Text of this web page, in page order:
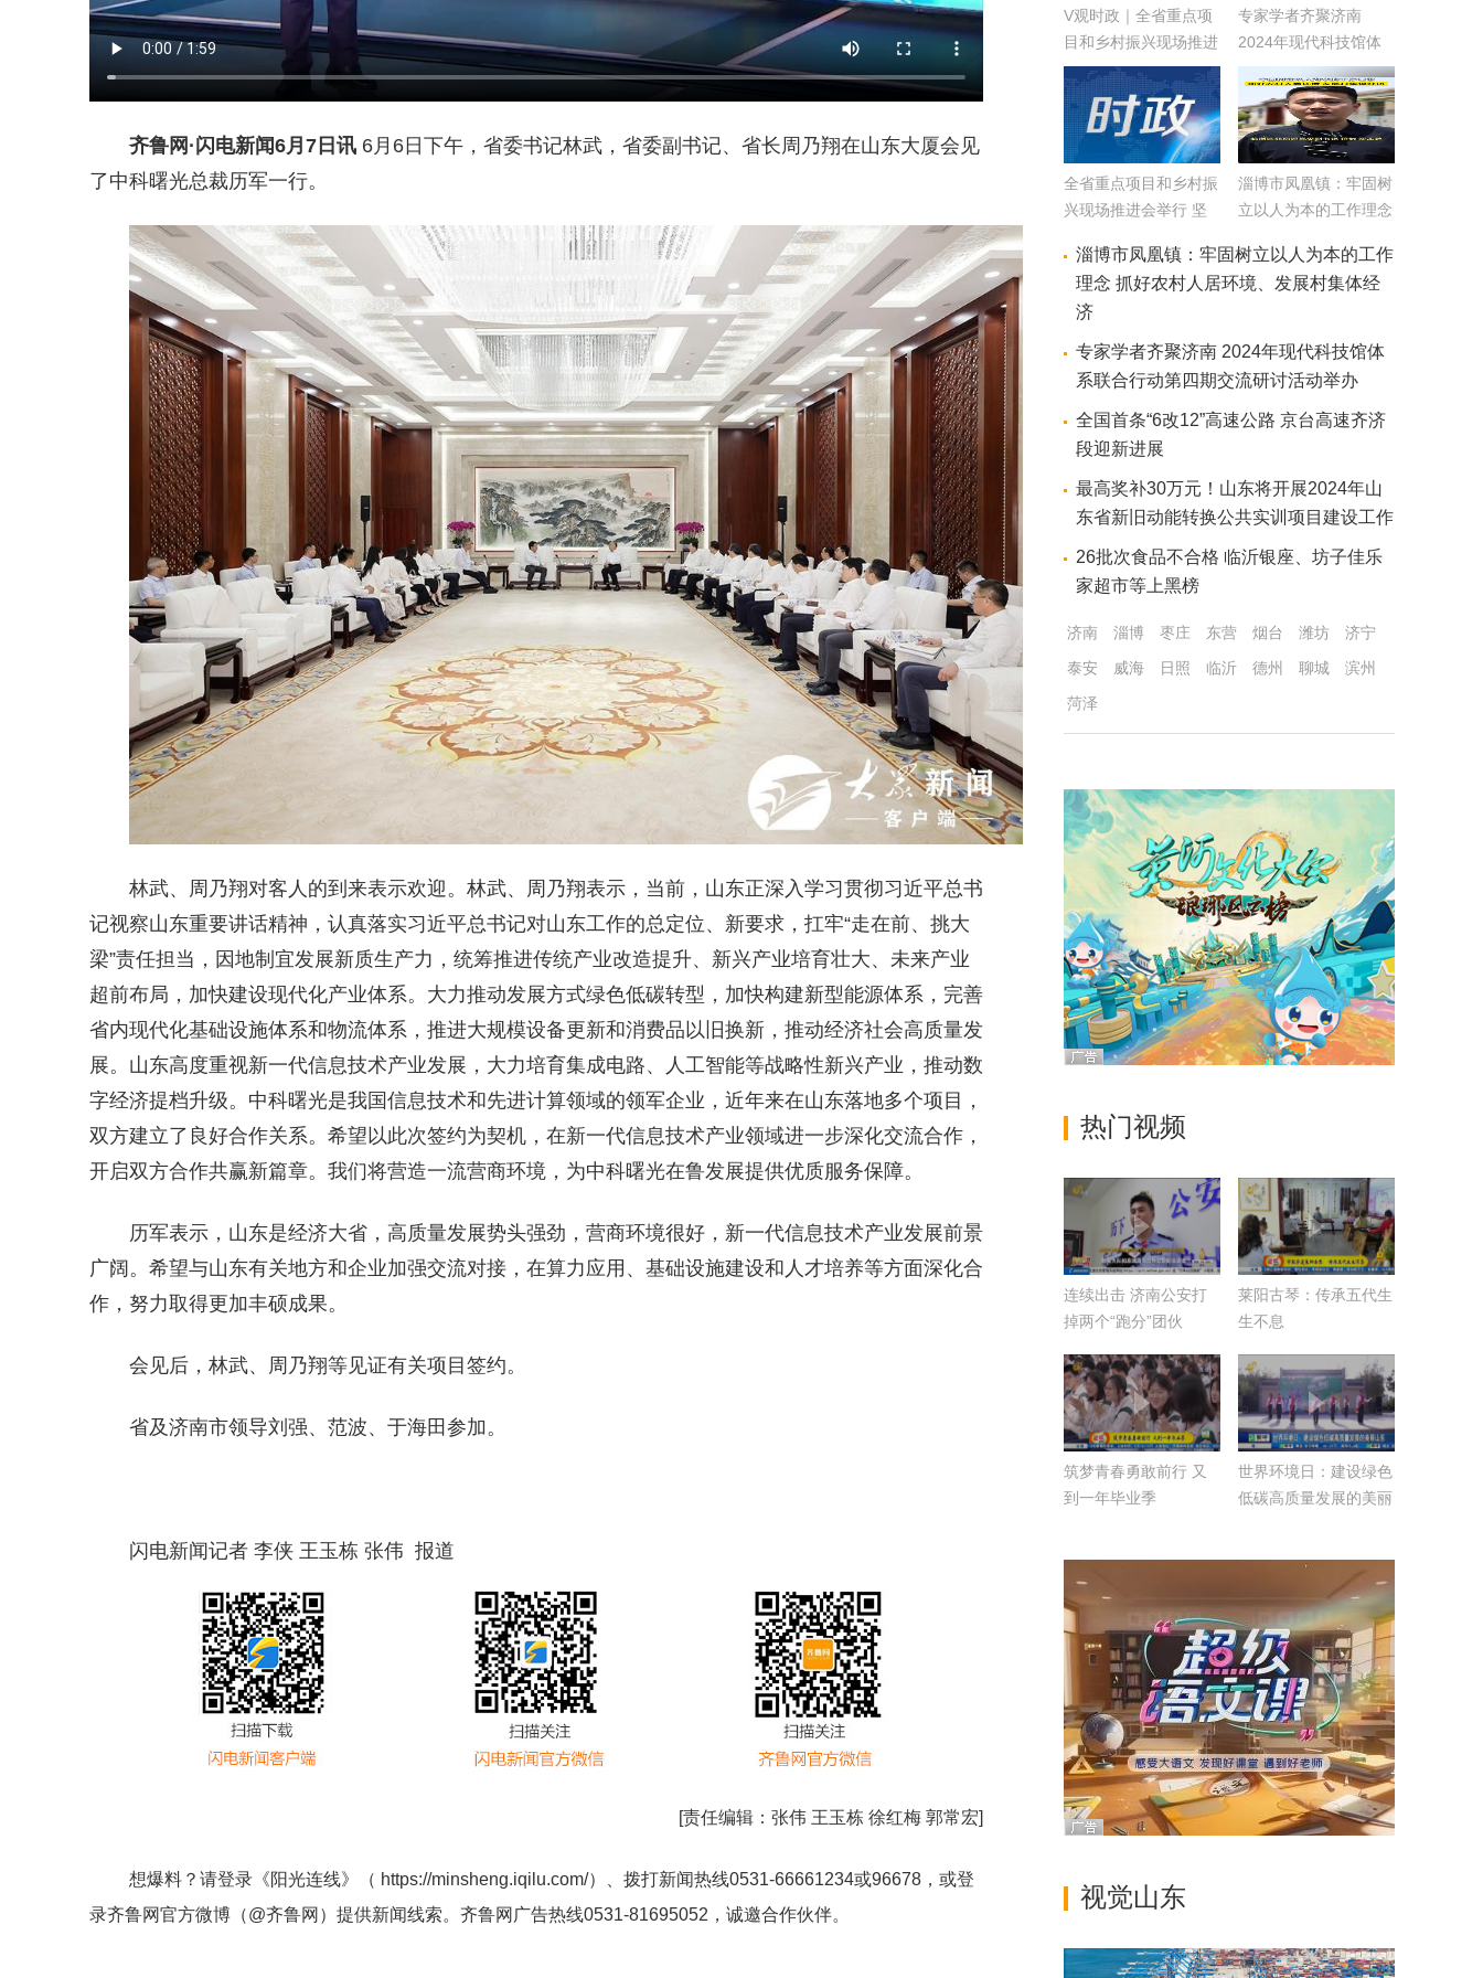
齐鲁网 ·闪电新闻6月7日讯6月6日下午，省委书记林武，省委副书记、省长周乃翔在山东大厦会见
了中科曙光总裁历军一行。
林武、周乃翔对客人的到来表示欢迎。林武、周乃翔表示，当前，山东正深入学习贯彻习近平总书
记视察山东重要讲话精神，认真落实习近平总书记对山东工作的总定位、新要求，扛牢“走在前、挑大
梁”责任担当，因地制宜发展新质生产力，统筹推进传统产业改造提升、新兴产业培育壮大、未来产业
超前布局，加快建设现代化产业体系。大力推动发展方式绿色低碳转型，加快构建新型能源体系，完善
省内现代化基础设施体系和物流体系，推进大规模设备更新和消费品以旧换新，推动经济社会高质量发
展。山东高度重视新一代信息技术产业发展，大力培育集成电路、人工智能等战略性新兴产业，推动数
字经济提档升级。中科曙光是我国信息技术和先进计算领域的领军企业，近年来在山东落地多个项目，
双方建立了良好合作关系。希望以此次签约为契机，在新一代信息技术产业领域进一步深化交流合作，
开启双方合作共赢新篇章。我们将营造一流营商环境，为中科曙光在鲁发展提供优质服务保障。
历军表示，山东是经济大省，高质量发展势头强劲，营商环境很好，新一代信息技术产业发展前景
广阔。希望与山东有关地方和企业加强交流对接，在算力应用、基础设施建设和人才培养等方面深化合
作，努力取得更加丰硕成果。
会见后，林武、周乃翔等见证有关项目签约。
省及济南市领导刘强、范波、于海田参加。
闪电新闻记者 李侠 王玉栋 张伟 报道
[责任编辑： 张伟 王玉栋 徐红梅 郭常宏]
想爆料？请登录《阳光连线》（ https://minsheng.iqilu.com/）、拨打新闻热线0531-66661234或96678，或登
录齐鲁网官方微博（@齐鲁网 ）提供新闻线索。齐鲁网广告热线0531-81695052 ，诚邀合作伙伴。
V观时政｜全省重点项
目和乡村振兴现场推进
会走进淄博济宁枣庄
专家学者齐聚济南
2024年现代科技馆体
系联合行动第四期交流
研讨活动举办
全省重点项目和乡村振
兴现场推进会举行 坚
梁”使命担当 推动项目
建设和乡村振兴不断取
得新成效 林武周乃翔
出席
淄博市凤凰镇：牢固树
立以人为本的工作理念
展村集体经济
淄博市凤凰镇：牢固树立以人为本的工作
理念 抓好农村人居环境、发展村集体经
济
专家学者齐聚济南 2024年现代科技馆体
系联合行动第四期交流研讨活动举办
全国首条“6改12”高速公路 京台高速齐济
段迎新进展
最高奖补30万元！山东将开展2024年山
东省新旧动能转换公共实训项目建设工作
26批次食品不合格 临沂银座、坊子佳乐
家超市等上黑榜
济南 淄博 枣庄 东营 烟台 潍坊
济宁
泰安
威海 日照 临沂 德州 聊城
滨州
菏泽
热门视频
连续出击 济南公安打
掉两个“跑分”团伙
莱阳古琴：传承五代生
生不息
筑梦青春勇敢前行 又
到一年毕业季
世界环境日：建设绿色
低碳高质量发展的美丽
视觉山东